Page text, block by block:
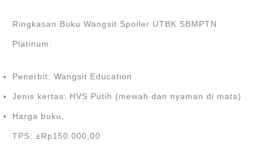
Ringkasan Buku Wangsit Spoiler UTBK SBMPTN
Platinum:
Penerbit: Wangsit Education
Jenis kertas: HVS Putih (mewah dan nyaman di mata)
Harga buku,
TPS: ±Rp150.000,00